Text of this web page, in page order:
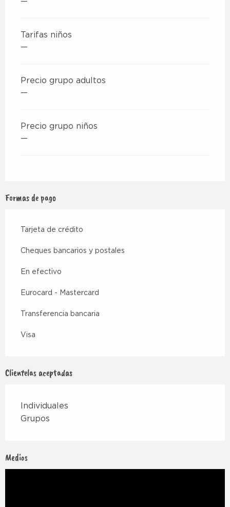
Tarifas niños
—
Precio grupo adultos
—
Precio grupo niños
—
Formas de pago
Tarjeta de crédito
Cheques bancarios y postales
En efectivo
Eurocard - Mastercard
Transferencia bancaria
Visa
Clientelas aceptadas
Individuales
Grupos
Medios